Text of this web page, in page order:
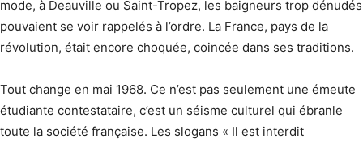
mode, à Deauville ou Saint-Tropez, les baigneurs trop dénudés
pouvaient se voir rappelés à l’ordre. La France, pays de la
révolution, était encore choquée, coincée dans ses traditions.
Tout change en mai 1968. Ce n’est pas seulement une émeute
étudiante contestataire, c’est un séisme culturel qui ébranle
toute la société française. Les slogans « Il est interdit